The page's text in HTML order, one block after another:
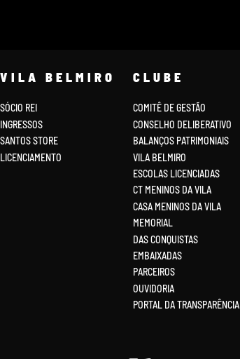
VILA BELMIRO
SÓCIO REI
INGRESSOS
SANTOS STORE
LICENCIAMENTO
CLUBE
COMITÊ DE GESTÃO
CONSELHO DELIBERATIVO
BALANÇOS PATRIMONIAIS
VILA BELMIRO
ESCOLAS LICENCIADAS
CT MENINOS DA VILA
CASA MENINOS DA VILA
MEMORIAL
DAS CONQUISTAS
EMBAIXADAS
PARCEIROS
OUVIDORIA
PORTAL DA TRANSPARÊNCIA